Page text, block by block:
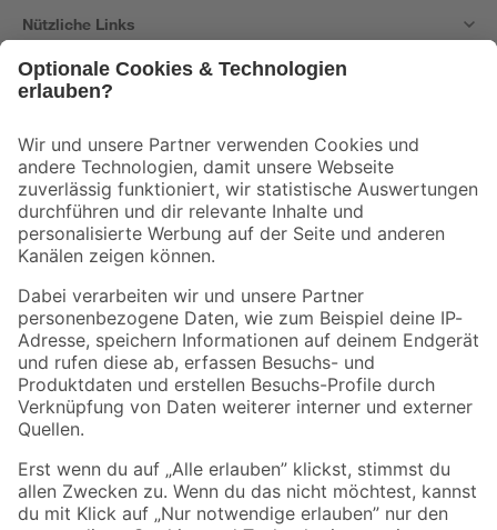
Nützliche Links
Der toom Newsletter: Keine Angebote und Aktionen mehr verpassen!
Zur Newsletter Anmeldung
Folge uns
Zahlungsarten Versandarten
Sicher einkaufen
Jetzt die toom-App herunterladen